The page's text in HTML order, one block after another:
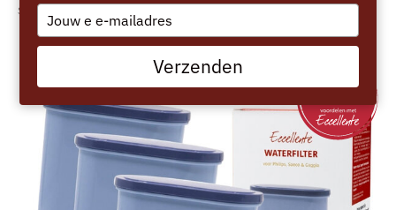
Saeco Type
your
email
Verzenden